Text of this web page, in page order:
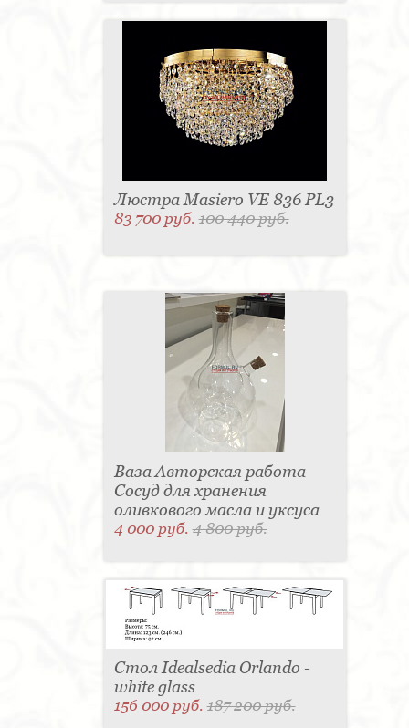
Люстра Masiero VE 836 PL3
83 700 руб.100 440 руб.
Ваза Авторская работа
Сосуд для хранения
оливкового масла и уксуса
4 000 руб.4 800 руб.
Стол Idealsedia Orlando -
white glass
156 000 руб.187 200 руб.